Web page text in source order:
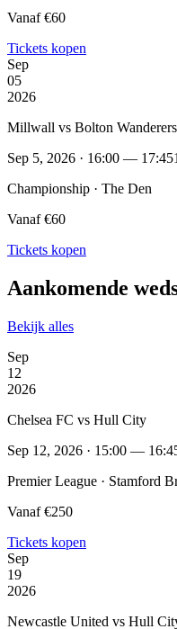
Vanaf €60
Tickets kopen
Sep
05
2026
Millwall vs Bolton
Sep 5, 2026 · 16:00 — 17:45
Championship · The Den
Vanaf €60
Tickets kopen
Aankomende
Bekijk alles
Sep
12
2026
Chelsea FC vs Hull City
Sep 12, 2026 · 15:00 —
Premier League · Stamford
Vanaf €250
Tickets kopen
Sep
19
2026
Newcastle United vs Hull